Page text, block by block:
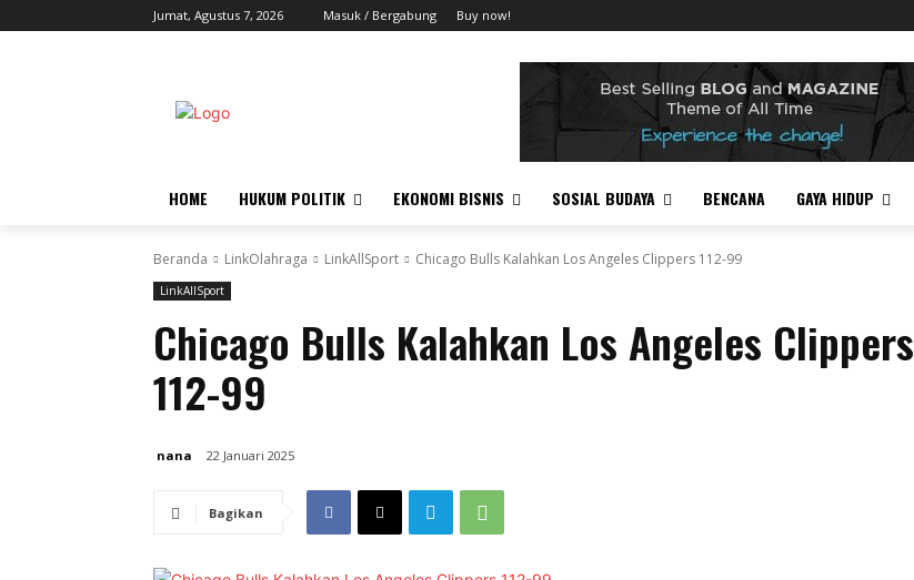
Jumat, Agustus 7, 2026 Masuk / Bergabung Buy now!
HOME HUKUM POLITIK EKONOMI BISNIS SOSIAL BUDAYA BENCANA GAYA HIDUP
Beranda LinkOlahraga LinkAllSport Chicago Bulls Kalahkan Los Angeles Clippers 112-99
LinkAllSport
Chicago Bulls Kalahkan Los Angeles Clippers
112-99
nana 22 Januari 2025
Bagikan